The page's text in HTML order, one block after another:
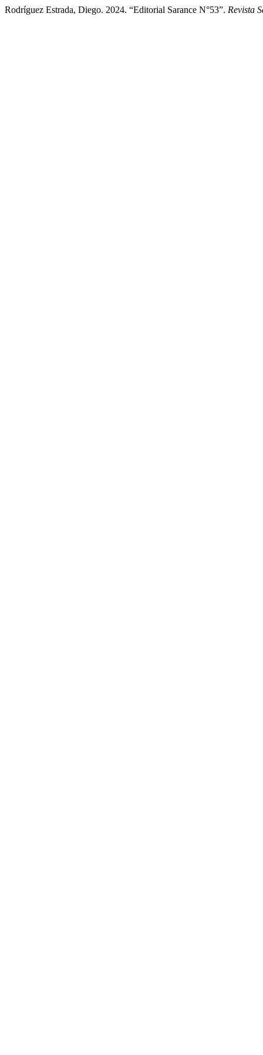
Rodríguez Estrada, Diego. 2024. “Editorial Sarance N°53”. Revista